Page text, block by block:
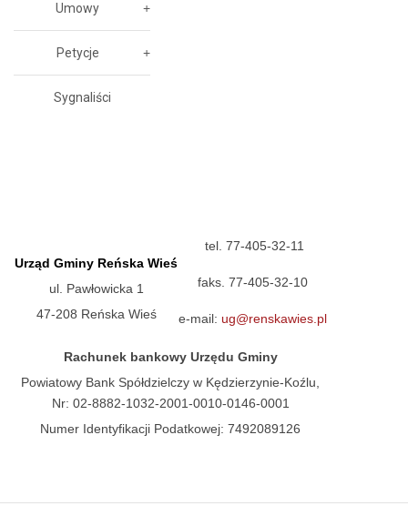
Umowy
Petycje
Sygnaliści
Urząd Gminy Reńska Wieś
ul. Pawłowicka 1
47-208 Reńska Wieś
tel. 77-405-32-11
faks. 77-405-32-10
e-mail: ug@renskawies.pl
Rachunek bankowy Urzędu Gminy
Powiatowy Bank Spółdzielczy w Kędzierzynie-Koźlu,
Nr: 02-8882-1032-2001-0010-0146-0001
Numer Identyfikacji Podatkowej: 7492089126